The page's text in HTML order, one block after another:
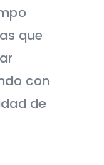
que
con
de